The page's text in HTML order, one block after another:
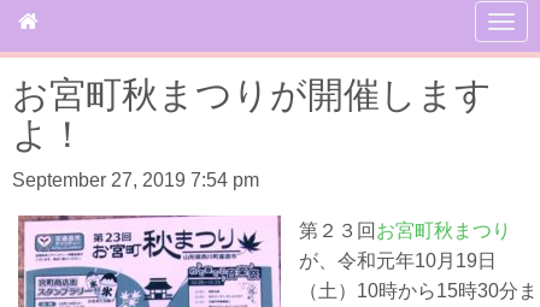
N
a
n
お宮町秋まつりが開催します
よ！
September 27, 2019 7:54 pm
第２３回 お宮町秋まつり
が、令和元年10月19日
（土）10時から15時30分ま